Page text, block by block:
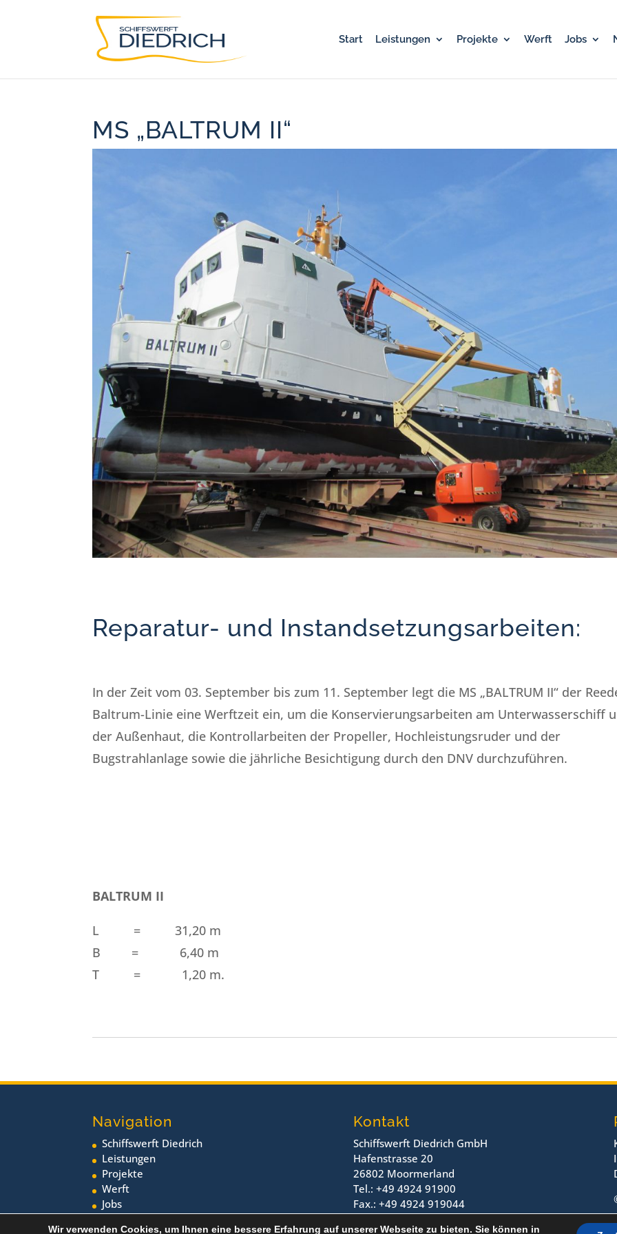
Start Leistungen Projekte Werft Jobs
MS „BALTRUM II“
Reparatur- und Instandsetzungsarbeiten:
In der Zeit vom 03. September bis zum 11. September legt die MS „BALTRUM II“ der
Baltrum-Linie eine Werftzeit ein, um die Konservierungsarbeiten am Unterwasserschiff
der Außenhaut, die Kontrollarbeiten der Propeller, Hochleistungsruder und der
Bugstrahlanlage sowie die jährliche Besichtigung durch den DNV durchzuführen.
BALTRUM II
L = 31,20 m
B = 6,40 m
T = 1,20 m.
Navigation
Schiffswerft Diedrich
Leistungen
Projekte
Werft
Jobs
Neuigkeiten
Kontakt
Schiffswerft Diedrich GmbH
Hafenstrasse 20
26802 Moormerland
Tel.: +49 4924 91900
Fax.: +49 4924 919044
Wir verwenden Cookies, um Ihnen eine bessere Erfahrung auf unserer Webseite zu bieten. Sie können in